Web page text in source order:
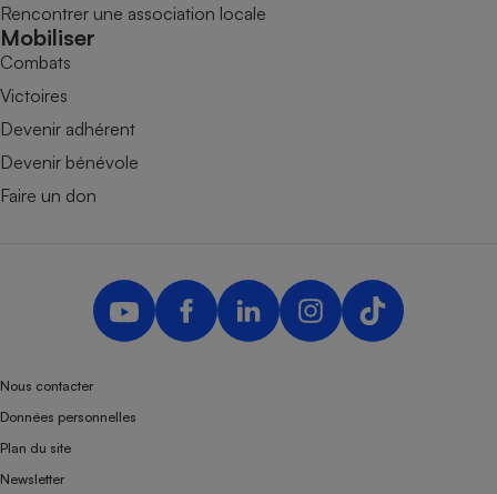
Rencontrer une association locale
Mobiliser
Combats
Victoires
Devenir adhérent
Devenir bénévole
Faire un don
Nous contacter
Données personnelles
Plan du site
Newsletter